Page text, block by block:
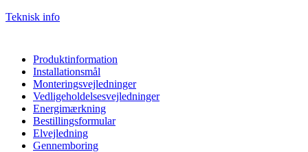
Teknisk info
Produktinformation
Installationsmål
Monteringsvejledninger
Vedligeholdelsesvejledninger
Energimærkning
Bestillingsformular
Elvejledning
Gennemboring